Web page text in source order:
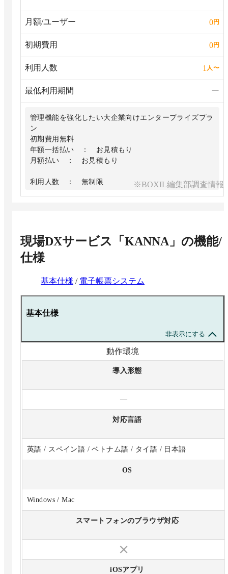
月額/ユーザー 0円
初期費用 0円
利用人数 1人〜
最低利用期間 ー
管理機能を強化したい大企業向けエンタープライズプラ
ン
初期費用無料
年額一括払い ： お見積もり
月額払い ： お見積もり
利用人数 ： 無制限
・標準機能 ・カスタマイズ設定
■サポート
・専任担当のサポート ・カスタマイズ設定代行
■セキュリティ
※BOXIL編集部調査情報
現場DXサービス「KANNA」 の機能/
仕様
基本仕様 / 電子帳票システム
基本仕様
非表示にする
動作環境
導入形態
—
対応言語
英語 / スペイン語 / ベトナム語 / タイ語 / 日本語
OS
Windows / Mac
スマートフォンのブラウザ対応
iOSアプリ